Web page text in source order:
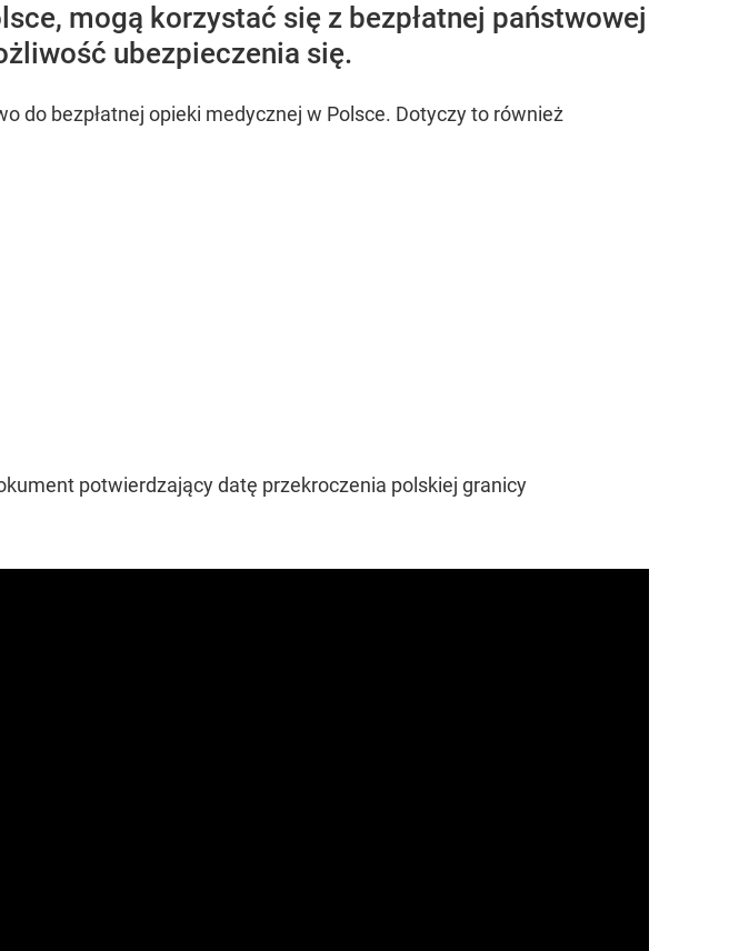
mogą korzystać się z bezpłatnej państwowej
ubezpieczenia się.
do bezpłatnej opieki medycznej w Polsce. Dotyczy to również
potwierdzający datę przekroczenia polskiej granicy